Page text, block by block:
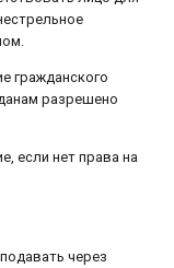
гражданского
разрешено
если нет права на
через